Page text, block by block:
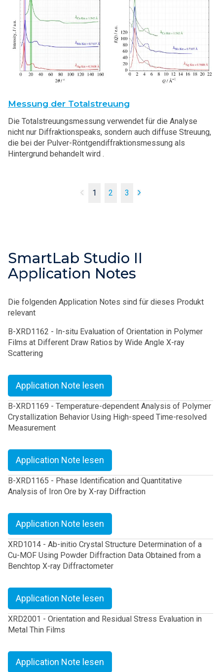
Messung der Totalstreuung
Die Totalstreuungsmessung verwendet für die Analyse
nicht nur Diffraktionspeaks, sondern auch diffuse Streuung,
die bei der Pulver-Röntgendiffraktionsmessung als
Hintergrund behandelt wird .
1 2 3
SmartLab Studio II
Application Notes
Die folgenden Application Notes sind für dieses Produkt
relevant
B-XRD1162 - In-situ Evaluation of Orientation in Polymer
Films at Different Draw Ratios by Wide Angle X-ray
Scattering
Application Note lesen
B-XRD1169 - Temperature-dependent Analysis of Polymer
Crystallization Behavior Using High-speed Time-resolved
Measurement
Application Note lesen
B-XRD1165 - Phase Identification and Quantitative
Analysis of Iron Ore by X-ray Diffraction
Application Note lesen
XRD1014 - Ab-initio Crystal Structure Determination of a
Cu-MOF Using Powder Diffraction Data Obtained from a
Benchtop X-ray Diffractometer
Application Note lesen
XRD2001 - Orientation and Residual Stress Evaluation in
Metal Thin Films
Application Note lesen